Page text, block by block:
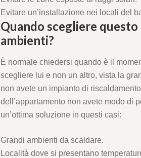
Evitare un’installazione nei locali del
Quando scegliere
ambienti?
È normale chiedersi quando è il
scegliere lui e non un altro, vista la
non avete un impianto di
dell’appartamento non avete modo di
un’ottima soluzione in questi casi:
Grandi ambienti da scaldare.
Località dove si presentano